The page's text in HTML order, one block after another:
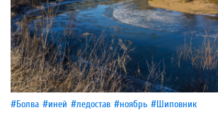
#Болва #иней #ледостав #ноябрь #Шиповник